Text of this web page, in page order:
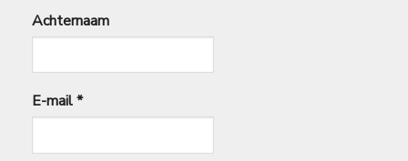
Achternaam
E-mail*